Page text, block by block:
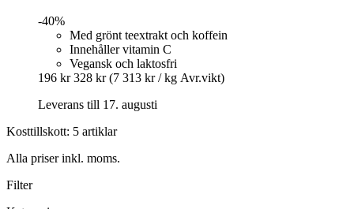
-40%
Med grönt teextrakt och koffein
Innehåller vitamin C
Vegansk och laktosfri
196 kr 328 kr (7 313 kr / kg Avr.vikt)
Leverans till 17. augusti
Kosttillskott: 5 artiklar
Alla priser inkl. moms.
Filter